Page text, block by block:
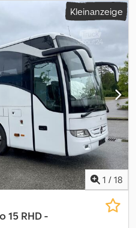
Stabilitätsprogramm (ESP),
Kapena Tema 100, 1. Hand,
Schaltung,
gerecht (Lift)
Wulmstorfer Str. 70 DE-
¤ vom Optischen und
Sie sich selbst vor Ort. Wir
Datenbestätigung zur
Erstellung der
wenn erforderlich -eine
auch am Wochenende,
! Inzahlungnahme und
Dsdpfx Asv Hy Ngsb Ujkr
/
Kleinanzeige
1 / 18
15 RHD -